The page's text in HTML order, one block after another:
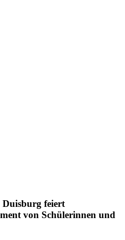
Duisburg feiert
von Schülerinnen und